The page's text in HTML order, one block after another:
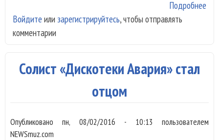
Подробнее
Войдите или зарегистрируйтесь, чтобы отправлять
комментарии
Солист «Дискотеки Авария» стал
отцом
Опубликованопн, 08/02/2016 - 10:13 пользователем
NEWSmuz.com